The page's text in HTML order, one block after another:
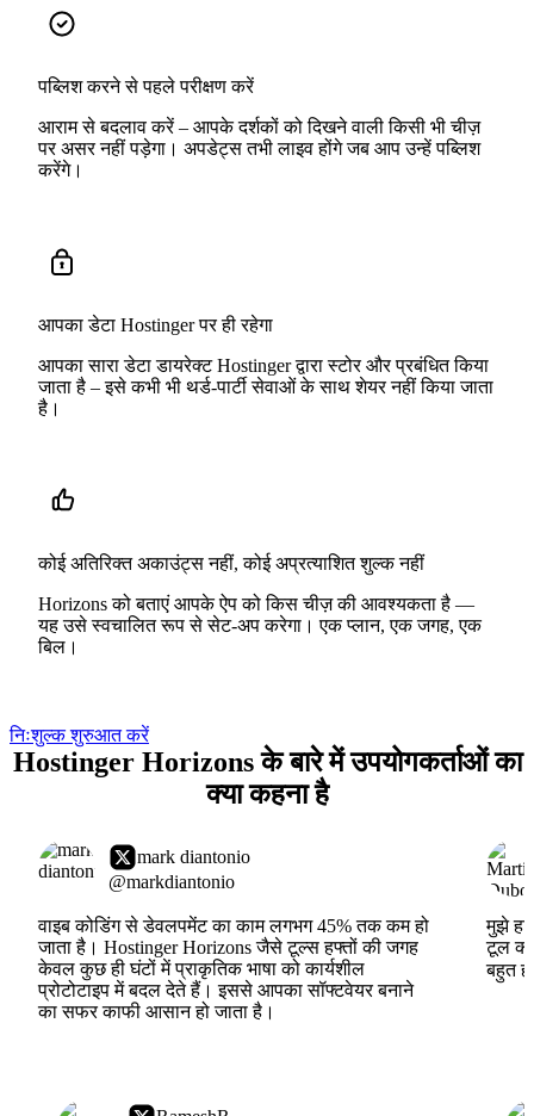
पब्लिश करने से पहले परीक्षण करें
आराम से बदलाव करें – आपके दर्शकों को दिखने वाली किसी भी चीज़
पर असर नहीं पड़ेगा। अपडेट्स तभी लाइव होंगे जब आप उन्हें पब्लिश
करेंगे।
आपका डेटा Hostinger पर ही रहेगा
आपका सारा डेटा डायरेक्ट Hostinger द्वारा स्टोर और प्रबंधित किया
जाता है – इसे कभी भी थर्ड-पार्टी सेवाओं के साथ शेयर नहीं किया जाता
है।
कोई अतिरिक्त अकाउंट्स नहीं, कोई अप्रत्याशित शुल्क नहीं
Horizons को बताएं आपके ऐप को किस चीज़ की आवश्यकता है —
यह उसे स्वचालित रूप से सेट-अप करेगा। एक प्लान, एक जगह, एक
बिल।
निःशुल्क शुरुआत करें
Hostinger Horizons के बारे में उपयोगकर्ताओं का
क्या कहना है
mark diantonio
@markdiantonio
वाइब कोडिंग से डेवलपमेंट का काम लगभग 45% तक कम हो
जाता है। Hostinger Horizons जैसे टूल्स हफ्तों की जगह
केवल कुछ ही घंटों में प्राकृतिक भाषा को कार्यशील
प्रोटोटाइप में बदल देते हैं। इससे आपका सॉफ्टवेयर बनाने
का सफर काफी आसान हो जाता है।
मुझे
टूल का
बहुत